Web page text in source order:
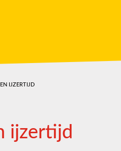
IJZERTIJD
ijzertijd